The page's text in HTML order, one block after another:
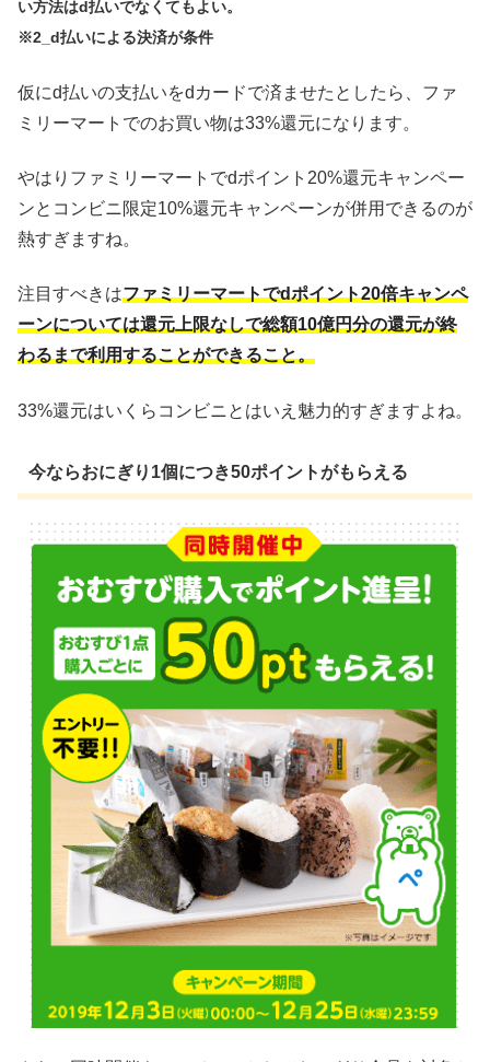
い方法はd払いでなくてもよい。
※2_d払いによる決済が条件
仮にd払いの支払いをdカードで済ませたとしたら、ファ
ミリーマートでのお買い物は33%還元になります。
やはりファミリーマートでdポイント20%還元キャンペー
ンとコンビニ限定10%還元キャンペーンが併用できるのが
熱すぎますね。
注目すべきはファミリーマートでdポイント20倍キャンペ
ーンについては還元上限なしで総額10億円分の還元が終
わるまで利用することができること。
33%還元はいくらコンビニとはいえ魅力的すぎますよね。
今ならおにぎり1個につき50ポイントがもらえる